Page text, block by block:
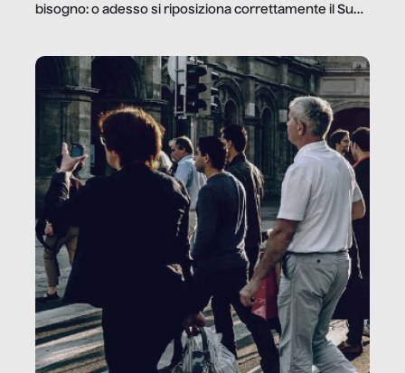
bisogno: o adesso si riposiziona correttamente il Sud